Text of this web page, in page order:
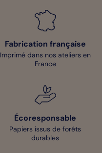
Fabrication française
Imprimé dans nos ateliers en
France
Écoresponsable
Papiers issus de forêts
durables